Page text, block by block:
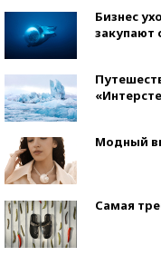
Бизнес
закупают
Модный
Самая